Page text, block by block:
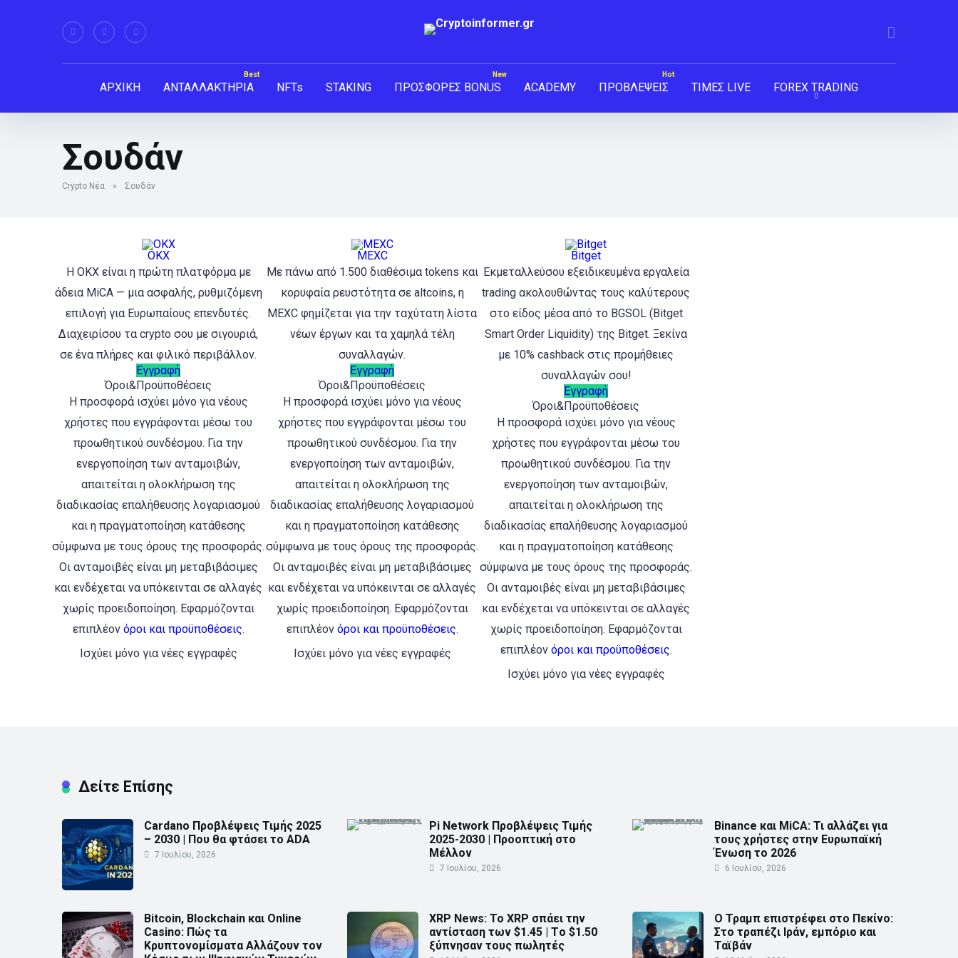
ΑΡΧΙΚΗ ΑΝΤΑΛΛΑΚΤΗΡΙΑ NFTs STAKING ΠΡΟΣΦΟΡΕΣ BONUS ACADEMY ΠΡΟΒΛΕΨΕΙΣ ΤΙΜΕΣ LIVE FOREX TRADING
Σουδάν
Crypto Νέα » Σουδάν
ΟΚΧ
Η OKX είναι η πρώτη πλατφόρμα με
άδεια MiCA — μια ασφαλής, ρυθμιζόμενη
επιλογή για Ευρωπαίους επενδυτές.
Διαχειρίσου τα crypto σου με σιγουριά,
σε ένα πλήρες και φιλικό περιβάλλον.
Εγγραφή
Όροι&Προϋποθέσεις
Η προσφορά ισχύει μόνο για νέους
χρήστες που εγγράφονται μέσω του
προωθητικού συνδέσμου. Για την
ενεργοποίηση των ανταμοιβών,
απαιτείται η ολοκλήρωση της
διαδικασίας επαλήθευσης λογαριασμού
και η πραγματοποίηση κατάθεσης
σύμφωνα με τους όρους της προσφοράς.
Οι ανταμοιβές είναι μη μεταβιβάσιμες
και ενδέχεται να υπόκεινται σε αλλαγές
χωρίς προειδοποίηση. Εφαρμόζονται
επιπλέον όροι και προϋποθέσεις.
Ισχύει μόνο για νέες εγγραφές
MEXC
Με πάνω από 1.500 διαθέσιμα tokens και
κορυφαία ρευστότητα σε altcoins, η
MEXC φημίζεται για την ταχύτατη λίστα
νέων έργων και τα χαμηλά τέλη
συναλλαγών.
Εγγραφή
Όροι&Προϋποθέσεις
Η προσφορά ισχύει μόνο για νέους
χρήστες που εγγράφονται μέσω του
προωθητικού συνδέσμου. Για την
ενεργοποίηση των ανταμοιβών,
απαιτείται η ολοκλήρωση της
διαδικασίας επαλήθευσης λογαριασμού
και η πραγματοποίηση κατάθεσης
σύμφωνα με τους όρους της προσφοράς.
Οι ανταμοιβές είναι μη μεταβιβάσιμες
και ενδέχεται να υπόκεινται σε αλλαγές
χωρίς προειδοποίηση. Εφαρμόζονται
επιπλέον όροι και προϋποθέσεις.
Ισχύει μόνο για νέες εγγραφές
Bitget
Εκμεταλλεύσου εξειδικευμένα εργαλεία
trading ακολουθώντας τους καλύτερους
στο είδος μέσα από το BGSOL (Bitget
Smart Order Liquidity) της Bitget. Ξεκίνα
με 10% cashback στις προμήθειες
συναλλαγών σου!
Εγγραφή
Όροι&Προϋποθέσεις
Η προσφορά ισχύει μόνο για νέους
χρήστες που εγγράφονται μέσω του
προωθητικού συνδέσμου. Για την
ενεργοποίηση των ανταμοιβών,
απαιτείται η ολοκλήρωση της
διαδικασίας επαλήθευσης λογαριασμού
και η πραγματοποίηση κατάθεσης
σύμφωνα με τους όρους της προσφοράς.
Οι ανταμοιβές είναι μη μεταβιβάσιμες
και ενδέχεται να υπόκεινται σε αλλαγές
χωρίς προειδοποίηση. Εφαρμόζονται
επιπλέον όροι και προϋποθέσεις.
Ισχύει μόνο για νέες εγγραφές
Δείτε Επίσης
Cardano Προβλέψεις Τιμής 2025
– 2030 | Που θα φτάσει το ADA
7 Ιουλίου, 2026
Pi Network Προβλέψεις Τιμής
2025-2030 | Προοπτική στο
Μέλλον
7 Ιουλίου, 2026
Binance και MiCA: Τι αλλάζει για
τους χρήστες στην Ευρωπαϊκή
Ένωση το 2026
6 Ιουλίου, 2026
Bitcoin, Blockchain και Online
Casino: Πώς τα
Κρυπτονομίσματα Αλλάζουν τον
XRP News: Το XRP σπάει την
αντίσταση των $1.45 | Τo $1.50
ξύπνησαν τους πωλητές
Ο Τραμπ επιστρέφει στο Πεκίνο:
Στο τραπέζι Ιράν, εμπόριο και
Ταϊβάν